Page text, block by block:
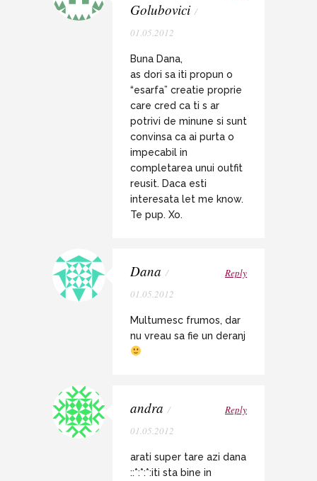
Golubovici /
01.05.2012
Buna Dana,
as dori sa iti propun o
“esarfa” creatie proprie
care cred ca ti s ar
potrivi de minune si sunt
convinsa ca ai purta o
impecabil in
completarea unui outfit
reusit. Daca esti
interesata let me know.
Te pup. Xo.
Dana /
01.05.2012
Reply
Multumesc frumos, dar
nu vreau sa fie un deranj
andra /
01.05.2012
Reply
arati super tare azi dana
::*:*:*:iti sta bine in